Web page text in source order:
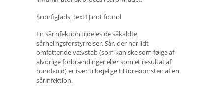
$config[ads_text1] not found
En sårinfektion tildeles de såkaldte
sårhelingsforstyrrelser. Sår, der har lidt
omfattende vævstab (som kan ske som følge af
alvorlige forbrændinger eller som et resultat af
hundebid) er især tilbøjelige til forekomsten af ​​en
sårinfektion.